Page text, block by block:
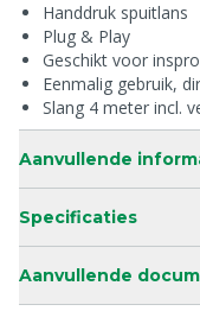
Handdruk spuitlans
Plug & Play
Geschikt voor
Eenmalig gebruik,
Slang 4 meter incl.
Aanvullende
Specificaties
Aanvullende